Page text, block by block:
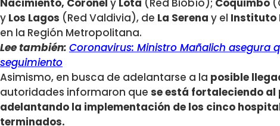
Nacimiento, Coronel y Lota (Red Biobío); Coquimbo
y Los Lagos (Red Valdivia), de La Serena y el Instituto
en la Región Metropolitana.
Lee también: Coronavirus: Ministro Mañalich asegura
seguimiento
Asimismo, en busca de adelantarse a la posible
autoridades informaron que se está fortaleciendo al
adelantando la implementación de los cinco
terminados.